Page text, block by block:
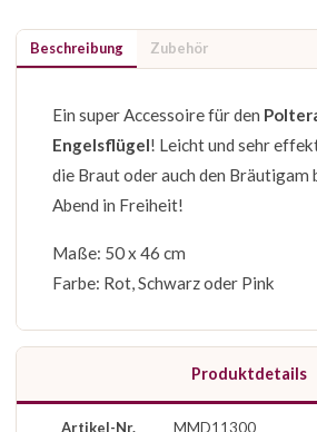
Beschreibung Zubehör
Ein super Accessoire für den
Engelsflügel! Leicht und sehr
die Braut oder auch den Bräutigam
Abend in Freiheit!
Maße: 50 x 46 cm
Farbe: Rot, Schwarz oder Pink
Produktdetails
Artikel-Nr. MMD11300